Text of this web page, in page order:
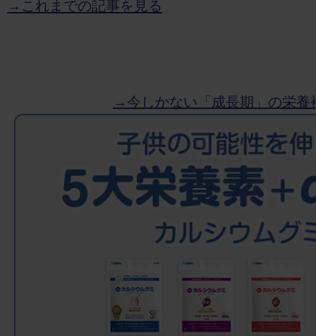
→これまでの記事を見る
→今しかない「成長期」の栄養